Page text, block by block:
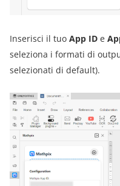
Inserisci il tuo App ID e
seleziona i formati di
selezionati di default).